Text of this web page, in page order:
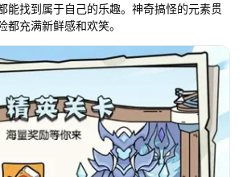
能找到属于自己的乐趣。神奇搞怪的元素贯
都充满新鲜感和欢笑。